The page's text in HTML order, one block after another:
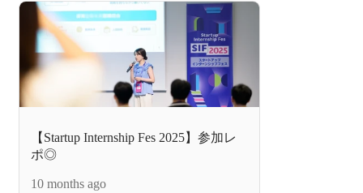
【Startup Internship Fes 2025】参加レ
ポ◎
10 months ago